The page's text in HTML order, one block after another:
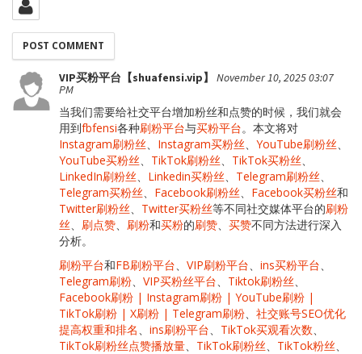
VIP买粉平台【shuafensi.vip】 November 10, 2025 03:07
PM
当我们需要给社交平台增加粉丝和点赞的时候，我们就会
用到fbfensi各种刷粉平台与买粉平台。本文将对
Instagram刷粉丝、 Instagram买粉丝、 YouTube刷粉丝、
YouTube买粉丝、 TikTok刷粉丝、 TikTok买粉丝、
LinkedIn刷粉丝、 Linkedin买粉丝、 Telegram刷粉丝、
Telegram买粉丝、 Facebook刷粉丝、 Facebook买粉丝和
Twitter刷粉丝、 Twitter买粉丝等不同社交媒体平台的刷粉
丝、 刷点赞、 刷粉和买粉的刷赞、 买赞不同方法进行深入
分析。
刷粉平台和FB刷粉平台、 VIP刷粉平台、 ins买粉平台、
Telegram刷粉、 VIP买粉丝平台、 Tiktok刷粉丝、
Facebook刷粉 | Instagram刷粉 | YouTube刷粉 |
TikTok刷粉 | X刷粉 | Telegram刷粉、 社交账号SEO优化
提高权重和排名、 ins刷粉平台、 TikTok买观看次数、
TikTok刷粉丝点赞播放量、 TikTok刷粉丝、 TikTok粉丝、